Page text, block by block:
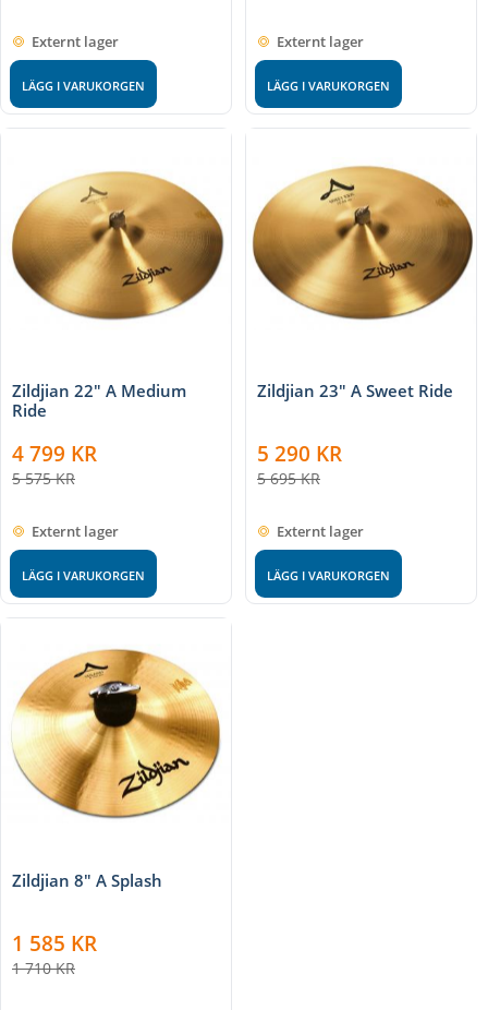
Externt lager
LÄGG I VARUKORGEN
Externt lager
LÄGG I VARUKORGEN
Zildjian 22" A Medium
Ride
4 799 KR
5 575KR
Externt lager
LÄGG I VARUKORGEN
Zildjian 23" A Sweet Ride
5 290 KR
5 695KR
Externt lager
LÄGG I VARUKORGEN
Zildjian 8" A Splash
1 585 KR
1 710KR